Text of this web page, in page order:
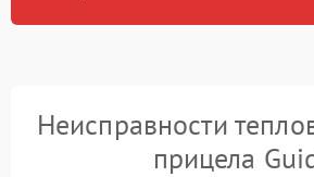
Неисправности
прицела